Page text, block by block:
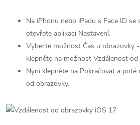
Na iPhonu nebo iPadu s Face ID se
otevřete aplikaci Nastavení.
Vyberte možnost Čas u obrazovky
klepněte na možnost Vzdálenost od
Nyní klepněte na Pokračovat a
od obrazovky.